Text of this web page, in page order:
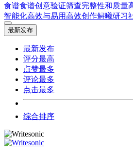
食谱食谱创意验证筛查完整性和质量
智能化高效与易用高效创作鲟曦研习
最新发布
最新发布
评分最高
点赞最多
评论最多
点击最多
综合排序